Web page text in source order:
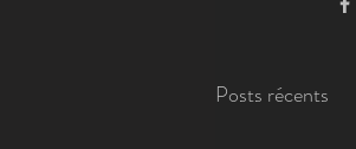
Posts récents